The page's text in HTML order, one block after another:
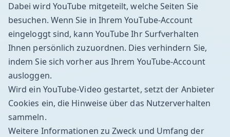
Dabei wird YouTube mitgeteilt, welche Seiten Sie
besuchen. Wenn Sie in Ihrem YouTube-Account
eingeloggt sind, kann YouTube Ihr Surfverhalten
Ihnen persönlich zuzuordnen. Dies verhindern Sie,
indem Sie sich vorher aus Ihrem YouTube-Account
ausloggen.
Wird ein YouTube-Video gestartet, setzt der Anbieter
Cookies ein, die Hinweise über das Nutzerverhalten
sammeln.
Weitere Informationen zu Zweck und Umfang der